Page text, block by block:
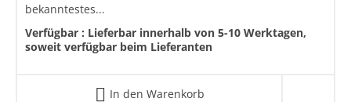
bekanntestes...
Verfügbar : Lieferbar innerhalb von 5-10 Werktagen,
soweit verfügbar beim Lieferanten
In den Warenkorb